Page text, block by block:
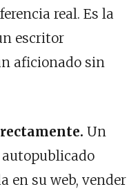
real. Es la
escritor
aficionado sin
Un
en su web, vender